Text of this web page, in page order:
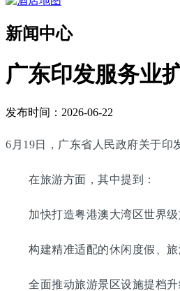
新闻中心
广东印发服务业
发布时间：2026-06-22
6月19日，广东省人民政府关于印
在旅游方面，其中提到：
加快打造粤港澳大湾区世界级
构建精准适配的休闲度假、旅
全面推动旅游景区设施提档升